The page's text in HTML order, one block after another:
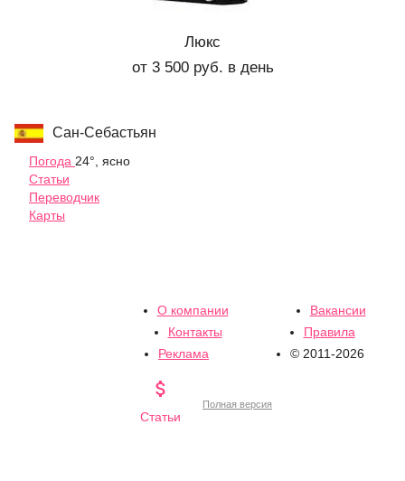
Люкс
от 3 500 руб. в день
Сан-Себастьян
Погода 24°, ясно
Статьи
Переводчик
Карты
О компании
Вакансии
Контакты
Правила
Реклама
© 2011-2026

Статьи
Полная версия